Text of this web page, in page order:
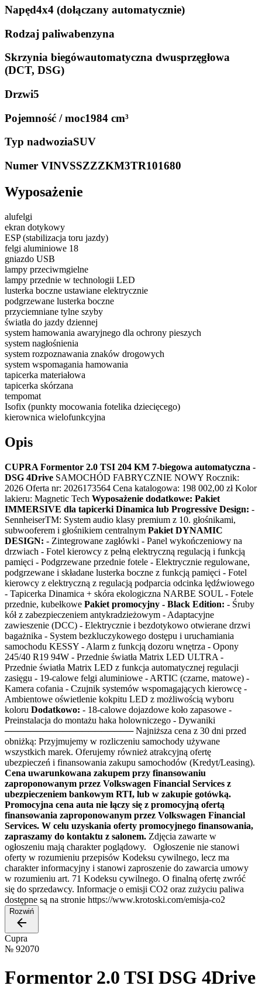
Napęd4x4 (dołączany automatycznie)
Rodzaj paliwabenzyna
Skrzynia biegówautomatyczna dwusprzęgłowa
(DCT, DSG)
Drzwi5
Pojemność / moc1984 cm³
Typ nadwoziaSUV
Numer VINVSSZZZKM3TR101680
Wyposażenie
alufelgi
ekran dotykowy
ESP (stabilizacja toru jazdy)
felgi aluminiowe 18
gniazdo USB
lampy przeciwmgielne
lampy przednie w technologii LED
lusterka boczne ustawiane elektrycznie
podgrzewane lusterka boczne
przyciemniane tylne szyby
światła do jazdy dziennej
system hamowania awaryjnego dla ochrony pieszych
system nagłośnienia
system rozpoznawania znaków drogowych
system wspomagania hamowania
tapicerka materiałowa
tapicerka skórzana
tempomat
Isofix (punkty mocowania fotelika dziecięcego)
kierownica wielofunkcyjna
Opis
CUPRA Formentor 2.0 TSI 204 KM 7-biegowa automatyczna -
DSG 4Drive SAMOCHÓD FABRYCZNIE NOWY Rocznik:
2026 Oferta nr: 2026173564 Cena katalogowa: 198 002,00 zł Kolor
lakieru: Magnetic Tech Wyposażenie dodatkowe: Pakiet
IMMERSIVE dla tapicerki Dinamica lub Progressive Design: -
SennheiserTM: System audio klasy premium z 10. głośnikami,
subwooferem i głośnikiem centralnym Pakiet DYNAMIC
DESIGN: - Zintegrowane zagłówki - Panel wykończeniowy na
drzwiach - Fotel kierowcy z pełną elektryczną regulacją i funkcją
pamięci - Podgrzewane przednie fotele - Elektrycznie regulowane,
podgrzewane i składane lusterka boczne z funkcją pamięci - Fotel
kierowcy z elektryczną z regulacją podparcia odcinka lędźwiowego
- Tapicerka Dinamica + skóra ekologiczna NARBE SOUL - Fotele
przednie, kubełkowe Pakiet promocyjny - Black Edition: - Śruby
kół z zabezpieczeniem antykradzieżowym - Adaptacyjne
zawieszenie (DCC) - Elektrycznie i bezdotykowo otwierane drzwi
bagażnika - System bezkluczykowego dostępu i uruchamiania
samochodu KESSY - Alarm z funkcją dozoru wnętrza - Opony
245/40 R19 94W - Przednie światła Matrix LED ULTRA -
Przednie światła Matrix LED z funkcja automatycznej regulacji
zasięgu - 19-calowe felgi aluminiowe - ARTIC (czarne, matowe) -
Kamera cofania - Czujnik systemów wspomagających kierowcę -
Ambientowe oświetlenie kokpitu LED z możliwością wyboru
koloru Dodatkowo: - 18-calowe dojazdowe koło zapasowe -
Preinstalacja do montażu haka holowniczego - Dywaniki
──────────────────── Najniższa cena z 30 dni przed
obniżką: Przyjmujemy w rozliczeniu samochody używane
wszystkich marek. Oferujemy również atrakcyjną ofertę
ubezpieczeń i finansowania zakupu samochodów (Kredyt/Leasing).
Cena uwarunkowana zakupem przy finansowaniu
zaproponowanym przez Volkswagen Financial Services z
ubezpieczeniem bankowym RTI, lub w zakupie gotówką.
Promocyjna cena auta nie łączy się z promocyjną ofertą
finansowania zaproponowanym przez Volkswagen Financial
Services. W celu uzyskania oferty promocyjnego finansowania,
zapraszamy do kontaktu z salonem. Zdjęcia zawarte w
ogłoszeniu mają charakter poglądowy. Ogłoszenie nie stanowi
oferty w rozumieniu przepisów Kodeksu cywilnego, lecz ma
charakter informacyjny i stanowi zaproszenie do zawarcia umowy
w rozumieniu art. 71 Kodeksu cywilnego. O finalną ofertę zwróć
się do sprzedawcy. Informacje o emisji CO2 oraz zużyciu paliwa
dostępne są na stronie https://www.krotoski.com/emisja-co2
Rozwiń
Cupra
№ 92070
Formentor 2.0 TSI DSG 4Drive